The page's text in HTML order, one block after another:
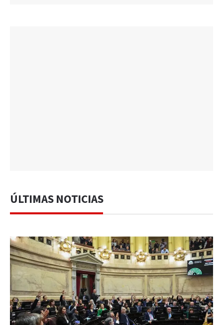
ÚLTIMAS NOTICIAS